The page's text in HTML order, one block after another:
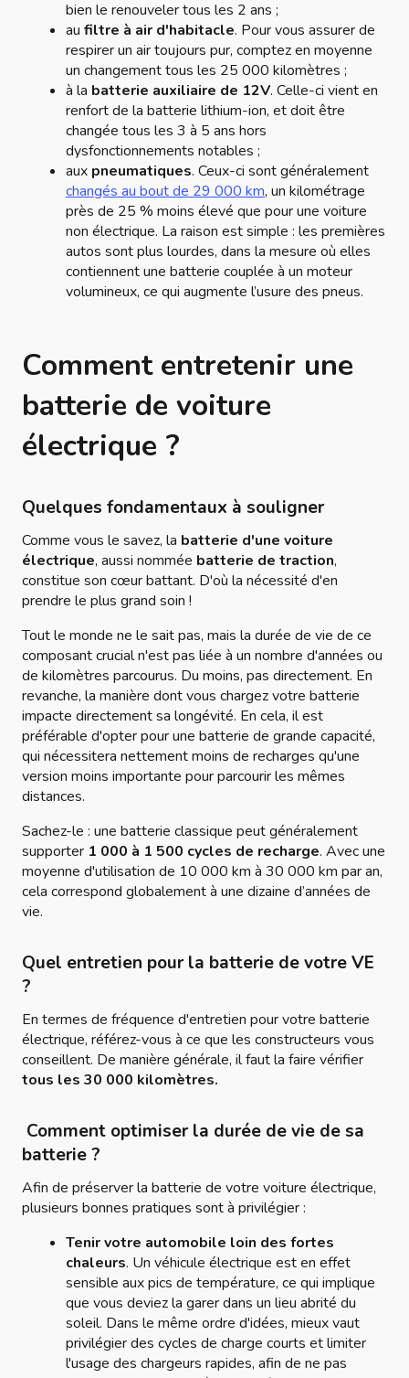
bien le renouveler tous les 2 ans ;
au filtre à air d'habitacle. Pour vous assurer de
respirer un air toujours pur, comptez en moyenne
un changement tous les 25 000 kilomètres ;
à la batterie auxiliaire de 12V. Celle-ci vient en
renfort de la batterie lithium-ion, et doit être
changée tous les 3 à 5 ans hors
dysfonctionnements notables ;
aux pneumatiques. Ceux-ci sont généralement
changés au bout de 29 000 km, un kilométrage
près de 25 % moins élevé que pour une voiture
non électrique. La raison est simple : les premières
autos sont plus lourdes, dans la mesure où elles
contiennent une batterie couplée à un moteur
volumineux, ce qui augmente l’usure des pneus.
Comment entretenir une
batterie de voiture
électrique ?
Quelques fondamentaux à souligner
Comme vous le savez, la batterie d'une voiture
électrique, aussi nommée batterie de traction,
constitue son cœur battant. D'où la nécessité d'en
prendre le plus grand soin !
Tout le monde ne le sait pas, mais la durée de vie de ce
composant crucial n'est pas liée à un nombre d'années ou
de kilomètres parcourus. Du moins, pas directement. En
revanche, la manière dont vous chargez votre batterie
impacte directement sa longévité. En cela, il est
préférable d'opter pour une batterie de grande capacité,
qui nécessitera nettement moins de recharges qu'une
version moins importante pour parcourir les mêmes
distances.
Sachez-le : une batterie classique peut généralement
supporter 1 000 à 1 500 cycles de recharge. Avec une
moyenne d'utilisation de 10 000 km à 30 000 km par an,
cela correspond globalement à une dizaine d’années de
vie.
Quel entretien pour la batterie de votre VE
?
En termes de fréquence d'entretien pour votre batterie
électrique, référez-vous à ce que les constructeurs vous
conseillent. De manière générale, il faut la faire vérifier
tous les 30 000 kilomètres.
Comment optimiser la durée de vie de sa
batterie ?
Afin de préserver la batterie de votre voiture électrique,
plusieurs bonnes pratiques sont à privilégier :
Tenir votre automobile loin des fortes
chaleurs. Un véhicule électrique est en effet
sensible aux pics de température, ce qui implique
que vous deviez la garer dans un lieu abrité du
soleil. Dans le même ordre d'idées, mieux vaut
privilégier des cycles de charge courts et limiter
l'usage des chargeurs rapides, afin de ne pas